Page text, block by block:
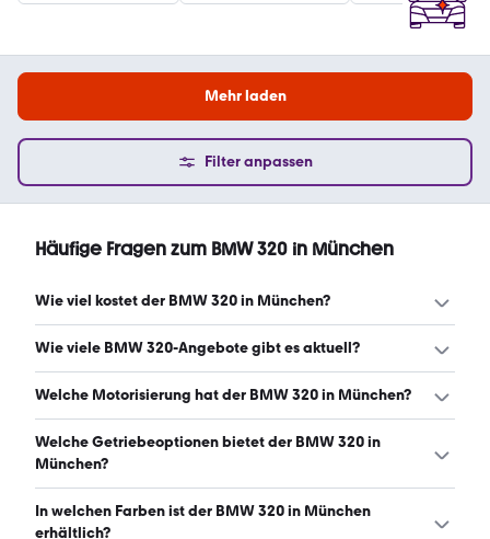
Mehr laden
Filter anpassen
Häufige Fragen zum BMW 320 in München
Wie viel kostet der BMW 320 in München?
Ein guter Preis für einen BMW 320 in München liegt
ab 274 € monatlich. (Stand: 6.8.2026)
Wie viele BMW 320-Angebote gibt es aktuell?
Es gibt insgesamt 371 BMW 320 bei mobile.de, davon 350
Welche Motorisierung hat der BMW 320 in München?
Der BMW 320 in München hat Leistungen zwischen 150
und 190 PS. (Stand: 6.8.2026)
Welche Getriebeoptionen bietet der BMW 320 in
München?
Der BMW 320 in München ist mit automatischem und
manuellem Getriebe erhältlich. (Stand: 6.8.2026)
In welchen Farben ist der BMW 320 in München
erhältlich?